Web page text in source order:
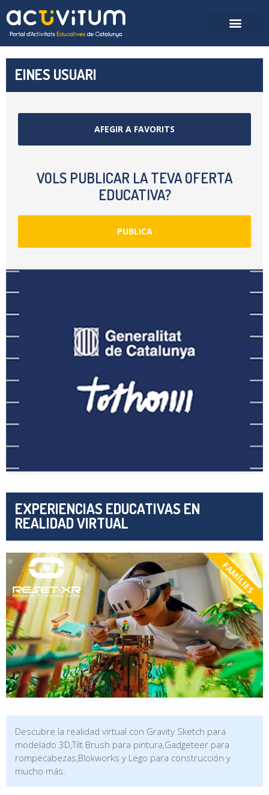
EINES USUARI
AFEGIR A FAVORITS
VOLS PUBLICAR LA TEVA OFERTA
EDUCATIVA?
PUBLICA
EXPERIENCIAS EDUCATIVAS EN
REALIDAD VIRTUAL
FAMÍLIES
Descubre la realidad virtual con Gravity Sketch para
modelado 3D,Tilt Brush para pintura,Gadgeteer para
rompecabezas,Blokworks y Lego para construcción y
mucho más.